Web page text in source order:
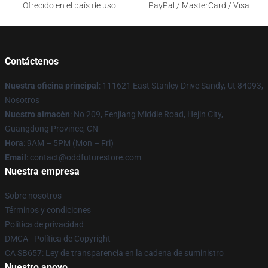
Ofrecido en el país de uso
PayPal / MasterCard / Visa
Contáctenos
Nuestra oficina principal : 111621 East Stanley Drive Sandy, Ut 84093,
Nosotros
Nuestro almacén: No 209, Fenjiang Middle Road, Hejin City,
Guangdong Province, CN
Hora: 9AM – 5PM (Mon – Fri)
Email : contact@oddfuturestore.com
Nuestra empresa
Sobre nosotros
Términos y condiciones
Política de privacidad
DMCA - Política de Copyright
CA SB657: Ley de transparencia en la cadena de suministro